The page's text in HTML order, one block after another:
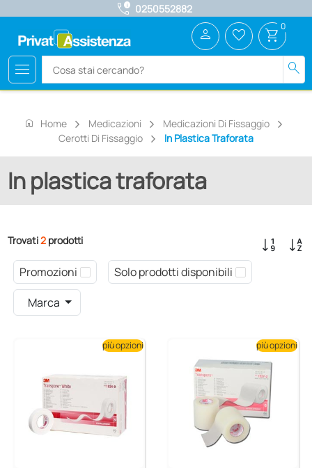
call_quality 0250552882
menu search
person favorite_border shopping_cart 0
home Home Medicazioni
Medicazioni Di Fissaggio
Cerotti Di Fissaggio
In Plastica Traforata
In plastica traforata
Trovati2 prodotti
Promozioni
Solo prodotti disponibili
Marca
più opzioni più opzioni